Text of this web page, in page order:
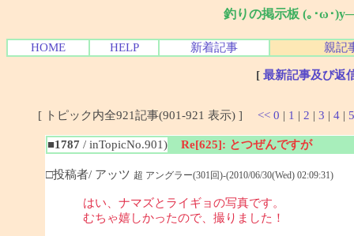
釣りの掲示板 (｡･ω･
HOME HELP 新着記事 親記
[ 最新記事及び返
[ トピック内全921記事(901-921 表示) ] << 0 | 1 | 2 | 3 | 4 | 5
■1787 / inTopicNo.901) Re[625]: とつぜんですが
□投稿者/ アッツ 超 アングラー(301回)-(2010/06/30(Wed) 02:09:31)
はい、ナマズとライギョの写真です。
むちゃ嬉しかったので、撮りました！